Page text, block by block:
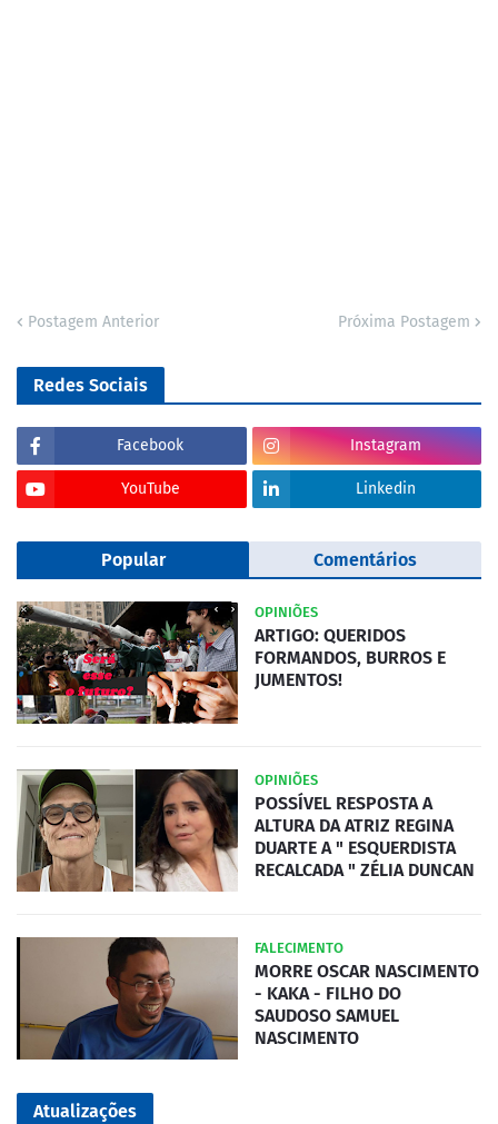
Postagem Anterior Próxima Postagem
Redes Sociais
Facebook Instagram
YouTube Linkedin
Popular Comentários
OPINIÕES
ARTIGO: QUERIDOS
FORMANDOS, BURROS E
JUMENTOS!
OPINIÕES
POSSÍVEL RESPOSTA A
ALTURA DA ATRIZ REGINA
DUARTE A " ESQUERDISTA
RECALCADA " ZÉLIA DUNCAN
FALECIMENTO
MORRE OSCAR NASCIMENTO
- KAKA - FILHO DO
SAUDOSO SAMUEL
NASCIMENTO
Atualizações